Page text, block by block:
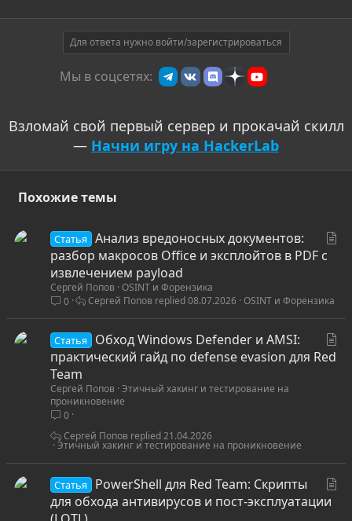
Основная часть
Для начала создадим MS Excel подобный файл (.slk) с
полезной нагрузкой и попытаемся отправить его нашей
жертве через Gmail.
В текстовом редакторе пишем следующий код и сохраняем
NN;NAuto_open
PS: Методом тыка было выяснено что строка длиннее этой
не работает, учитывайте это.
Как вы уже догадались это
WebDelivry , следовательно сам
payloadнеобходимо разместить где то на сервере. Я буду
использоватьэтотоднострочныйreverse cmd shellв
исполнении
Переводим наш IP адрес в HEX
Bash:
Посмотреть вложение 33642
Для ответа нужно войти/зарегистрироваться
Мы в соцсетях:
Взломай свой первый сервер и прокачай скилл
— Начни игру на HackerLab
Похожие темы
я
Статья
Анализ вредоносных документов:
разбор макросов Office и эксплойтов в PDF с
извлечением payload
Сергей Попов OSINT и Форензика
0
OSINT и Форензика
08.07.2026
Сергей Попов
Статья
Обход Windows Defender и AMSI:
практический гайд по defense evasion для Red
Team
Сергей Попов Этичный хакинг и тестирование на
проникновение
0
Этичный хакинг и тестирование на проникновение
21.04.2026
Сергей Попов
Статья
PowerShell для Red Team: Скрипты
для обхода антивирусов и пост-эксплуатации